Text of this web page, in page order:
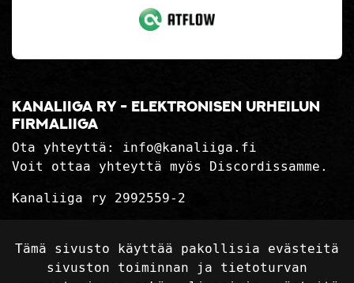
Tämä sivusto käyttää pakollisia evästeitä
sivuston toiminnan ja tietoturvan
Kanaliiga ry - elektronisen urheilun
firmaliiga
Ota yhteyttä: info@kanaliiga.fi
Voit ottaa yhteyttä myös Discordissamme.
Kanaliiga ry 2992559-2
Toimitusehdot